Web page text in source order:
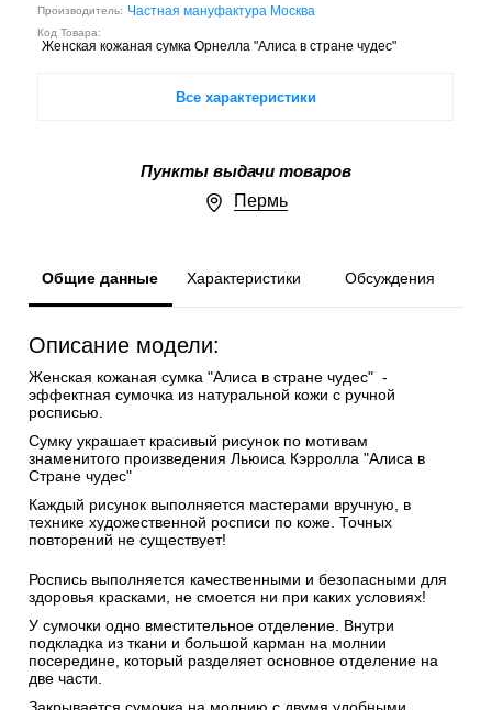
Производитель: Частная мануфактура Москва
Код Товара:
Женская кожаная сумка Орнелла "Алиса в стране чудес"
Все характеристики
Пункты выдачи товаров
Пермь
Общие данные Характеристики Обсуждения
Описание модели:
Женская кожаная сумка "Алиса в стране чудес" -
эффектная сумочка из натуральной кожи с ручной
росписью.
Сумку украшает красивый рисунок по мотивам
знаменитого произведения Льюиса Кэрролла "Алиса в
Стране чудес"
Каждый рисунок выполняется мастерами вручную, в
технике художественной росписи по коже. Точных
повторений не существует!
Роспись выполняется качественными и безопасными для
здоровья красками, не смоется ни при каких условиях!
У сумочки одно вместительное отделение. Внутри
подкладка из ткани и большой карман на молнии
посередине, который разделяет основное отделение на
две части.
Закрывается сумочка на молнию с двумя удобными